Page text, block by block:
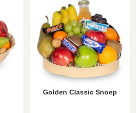
Golden Classic Snoep